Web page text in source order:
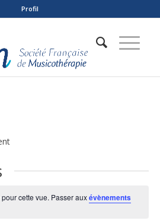
Profil
cette vue. Passer auxévènements